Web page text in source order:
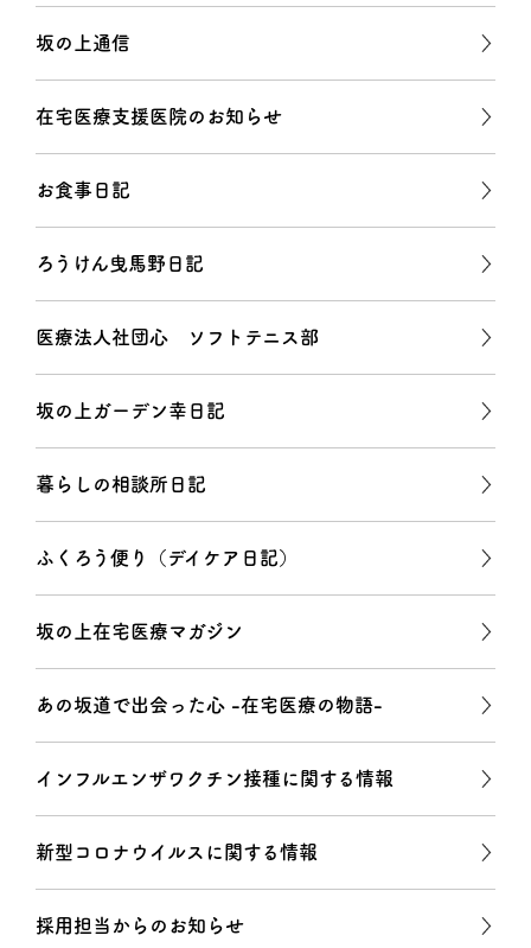
坂の上通信
在宅医療支援医院のお知らせ
お食事日記
ろうけん曳馬野日記
医療法人社団心 ソフトテニス部
坂の上ガーデン幸日記
暮らしの相談所日記
ふくろう便り（デイケア日記）
坂の上在宅医療マガジン
あの坂道で出会った心 -在宅医療の物語-
インフルエンザワクチン接種に関する情報
新型コロナウイルスに関する情報
採用担当からのお知らせ